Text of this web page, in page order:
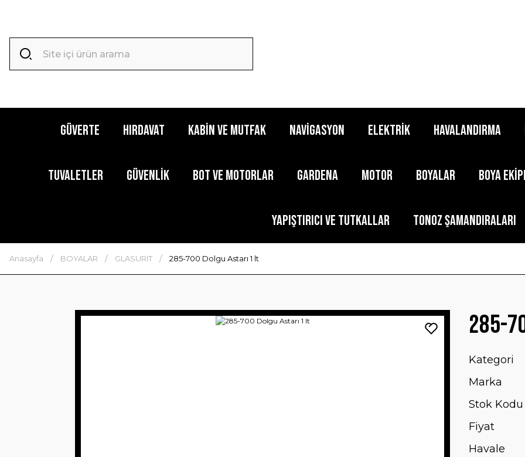
GÜVERTE HIRDAVAT KABİN ve MUTFAK NAVİGASYON ELEKTRİK HAVALANDIRMA
TUVALETLER GÜVENLİK BOT ve MOTORLAR GARDENA MOTOR BOYALAR BOYA
YAPIŞTIRICI ve TUTKALLAR TONOZ ŞAMANDIRALARI
Anasayfa BOYALAR GLASURIT 285-700 Dolgu Astarı 1 lt
285-
Kategori
Marka
Stok Kodu
Fiyat
Havale